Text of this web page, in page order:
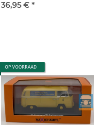
36,95 € *
OP VOORRAAD